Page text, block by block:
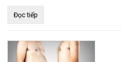
Đọc tiếp